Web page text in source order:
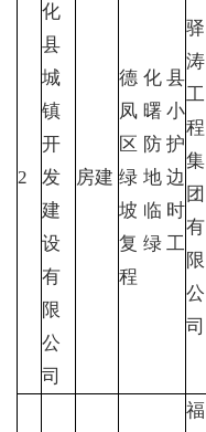
2
化
县
城
镇
开
发
建
设
有
限
公
司
房建
德化县
凤曙小
区防护
绿地边
坡临时
复绿工
程
驿
涛
工
程
集
团
有
限
公
司
福